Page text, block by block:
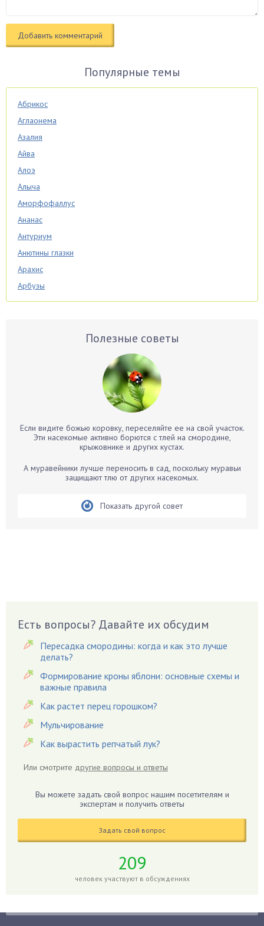
Популярные темы
Абрикос
Аглаонема
Азалия
Айва
Алоэ
Алыча
Аморфофаллус
Ананас
Антуриум
Анютины глазки
Арахис
Арбузы
Аспарагус
Бархатцы
Белые грибы
Вредители
Гацания
Гвоздики
Герань
Гиацинт
Гибискус
Гладиолусы
Грибы
Полезные советы
Если видите божью коровку, переселяйте ее на свой участок.
Эти насекомые активно борются с тлей на смородине,
крыжовнике и других кустах.
А муравейники лучше переносить в сад, поскольку муравьи
защищают тлю от других насекомых.
Показать другой совет
Есть вопросы? Давайте их обсудим
Пересадка смородины: когда и как это лучше
делать?
Формирование кроны яблони: основные схемы и
важные правила
Как растет перец горошком?
Мульчирование
Как вырастить репчатый лук?
Или смотрите другие вопросы и ответы
Вы можете задать свой вопрос нашим посетителям и
экспертам и получить ответы
Задать свой вопрос
209
человек участвуют в обсуждениях